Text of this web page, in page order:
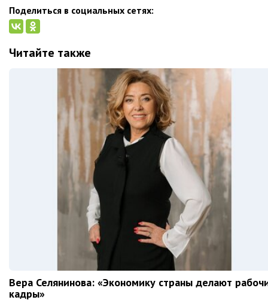
Поделиться в социальных сетях:
Читайте также
Вера Селянинова: «Экономику страны делают
кадры»